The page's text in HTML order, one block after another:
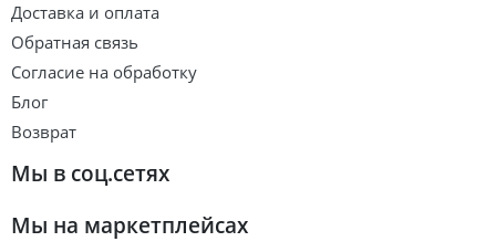
Доставка и оплата
Обратная связь
Согласие на обработку
Блог
Возврат
Мы в соц.сетях
Мы на маркетплейсах